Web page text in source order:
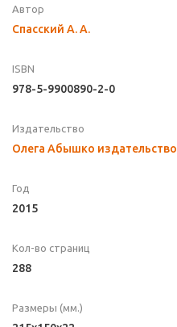
Автор
Спасский А. А.
ISBN
978-5-9900890-2-0
Издательство
Олега Абышко издательство
Год
2015
Кол-во страниц
288
Размеры (мм.)